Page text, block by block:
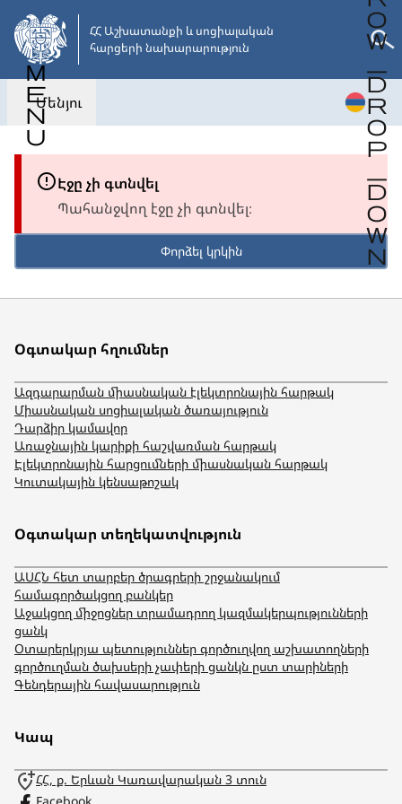
Անցնել
հիմնական
բովանդակությանը
ՀՀ Աշխատանքի և սոցիալական
հարցերի նախարարություն
Մենյու
Էջը չի գտնվել
Պահանջվող էջը չի գտնվել։
Փորձել կրկին
Օգտակար հղումներ
Ազդարարման միասնական էլեկտրոնային հարթակ
Միասնական սոցիալական ծառայություն
Դարձիր կամավոր
Առաջնային կարիքի հաշվառման հարթակ
Էլեկտրոնային հարցումների միասնական հարթակ
Կուտակային կենսաթոշակ
Օգտակար տեղեկատվություն
ԱՍՀՆ հետ տարբեր ծրագրերի շրջանակում
համագործակցող բանկեր
Աջակցող միջոցներ տրամադրող կազմակերպությունների
ցանկ
Օտարերկրյա պետություններ գործուղվող աշխատողների
գործուղման ծախսերի չափերի ցանկն ըստ տարիների
Գենդերային հավասարություն
Կապ
ՀՀ, ք. Երևան Կառավարական 3 տուն